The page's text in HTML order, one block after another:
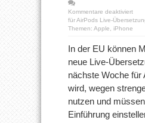
Kommentare deaktiviert
für AirPods Live-
Themen: Apple iPhone
In der EU können
neue Live-
nächste Woche für
wird, wegen
nutzen und
Einführung